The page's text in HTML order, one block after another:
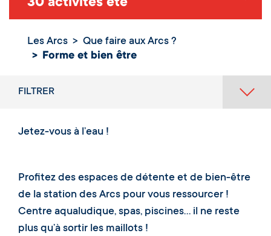
30 activités été
Les Arcs
Que faire aux Arcs ?
Forme et bien être
Forme et bien
FILTRER
Jetez-vous à l’eau !
Profitez des espaces de détente et de bien-être
de la station des Arcs pour vous ressourcer !
Centre aqualudique, spas, piscines… il ne reste
plus qu’à sortir les maillots !